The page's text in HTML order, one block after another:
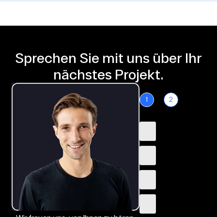
Sprechen Sie mit uns über Ihr
nächstes Projekt.
1 2